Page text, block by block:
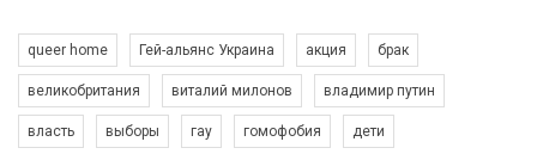
queer home Гей-альянс Украина акция брак
великобритания виталий милонов владимир путин
власть выборы гау гомофобия дети